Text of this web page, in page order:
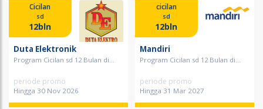
Cicilan
sd
12bln
Duta Elektronik
Program Cicilan sd 12 Bulan di...
periode promo
Hingga 30 Nov 2026
cicilan
sd
12bln
Mandiri
Program Cicilan sd 12 Bulan di...
periode promo
Hingga 31 Mar 2027